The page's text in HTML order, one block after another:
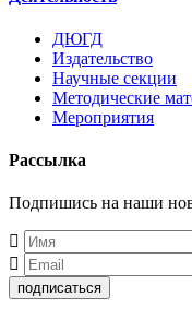
ДЮГД
Издательство
Научные секции
Методические
Мероприятия
Рассылка
Подпишись на наши
подписаться